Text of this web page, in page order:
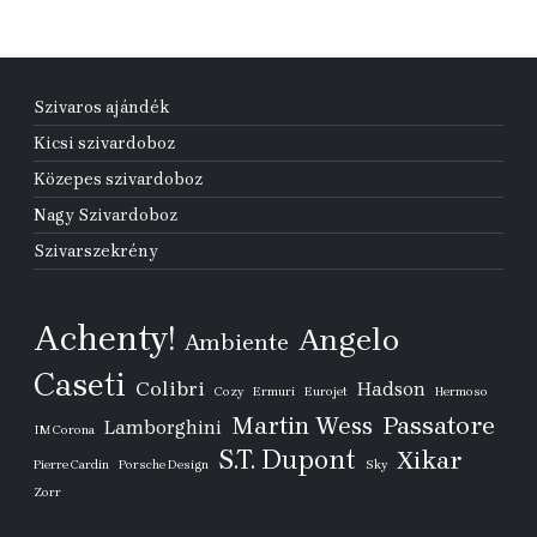
Szivaros ajándék
Kicsi szivardoboz
Közepes szivardoboz
Nagy Szivardoboz
Szivarszekrény
Achenty! Ambiente Angelo
Caseti Colibri Cozy Ermuri Eurojet Hadson Hermoso
IM Corona Lamborghini Martin Wess Passatore
Pierre Cardin Porsche Design S.T. Dupont Sky Xikar
Zorr